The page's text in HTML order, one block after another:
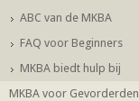
ABC van de MKBA
FAQ voor Beginners
MKBA biedt hulp bij
MKBA voor Gevorderden